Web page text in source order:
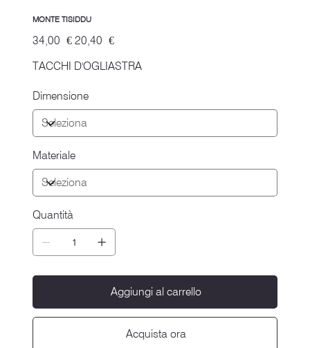
MONTE TISIDDU
Prezzo
originale
34,00 € Prezzo
scontato
20,40 €
TACCHI D'OGLIASTRA
Dimensione
Materiale
Quantità
Aggiungi al carrello
Acquista ora